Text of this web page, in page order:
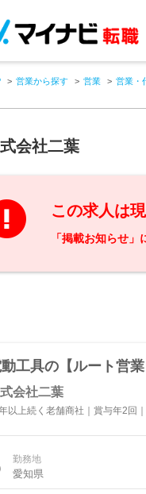
営業から探す 営業 営業・
会社二葉
この求人は
「掲載お知らせ
工具の【ルート営
会社二葉
以上続く老舗商社｜賞与年2回
勤務地
愛知県